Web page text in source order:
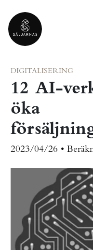
DIGITALISERING
12 AI-
öka
2023/04/26 •